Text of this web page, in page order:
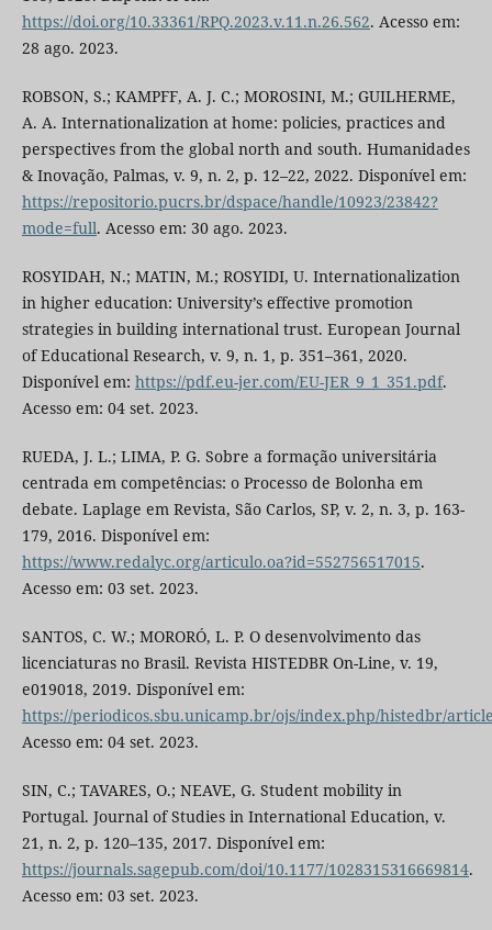
https://doi.org/10.33361/RPQ.2023.v.11.n.26.562. Acesso em:
28 ago. 2023.
ROBSON, S.; KAMPFF, A. J. C.; MOROSINI, M.; GUILHERME,
A. A. Internationalization at home: policies, practices and
perspectives from the global north and south. Humanidades
& Inovação, Palmas, v. 9, n. 2, p. 12–22, 2022. Disponível em:
https://repositorio.pucrs.br/dspace/handle/10923/23842?
mode=full. Acesso em: 30 ago. 2023.
ROSYIDAH, N.; MATIN, M.; ROSYIDI, U. Internationalization
in higher education: University’s effective promotion
strategies in building international trust. European Journal
of Educational Research, v. 9, n. 1, p. 351–361, 2020.
Disponível em: https://pdf.eu-jer.com/EU-JER_9_1_351.pdf.
Acesso em: 04 set. 2023.
RUEDA, J. L.; LIMA, P. G. Sobre a formação universitária
centrada em competências: o Processo de Bolonha em
debate. Laplage em Revista, São Carlos, SP, v. 2, n. 3, p. 163-
179, 2016. Disponível em:
https://www.redalyc.org/articulo.oa?id=552756517015.
Acesso em: 03 set. 2023.
SANTOS, C. W.; MORORÓ, L. P. O desenvolvimento das
licenciaturas no Brasil. Revista HISTEDBR On-Line, v. 19,
e019018, 2019. Disponível em:
https://periodicos.sbu.unicamp.br/ojs/index.php/histedbr/
Acesso em: 04 set. 2023.
SIN, C.; TAVARES, O.; NEAVE, G. Student mobility in
Portugal. Journal of Studies in International Education, v.
21, n. 2, p. 120–135, 2017. Disponível em:
https://journals.sagepub.com/doi/10.1177/1028315316669814.
Acesso em: 03 set. 2023.